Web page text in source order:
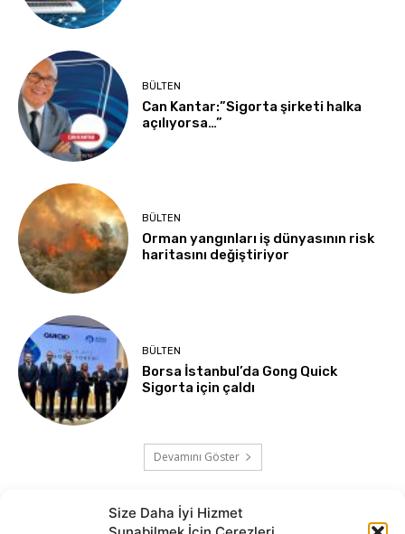
Size Daha İyi Hizmet
BÜLTEN
Can Kantar:”Sigorta şirketi halka
açılıyorsa…”
BÜLTEN
Orman yangınları iş dünyasının risk
haritasını değiştiriyor
BÜLTEN
Borsa İstanbul’da Gong Quick
Sigorta için çaldı
Devamını Göster